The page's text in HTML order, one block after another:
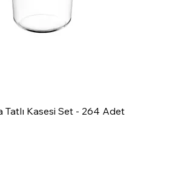
Tatlı Kasesi Set - 264 Adet